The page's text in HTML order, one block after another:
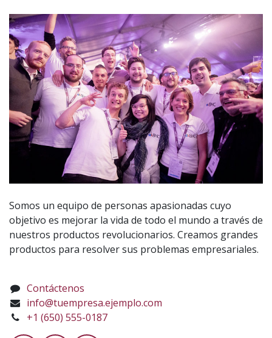
Somos un equipo de personas apasionadas cuyo
objetivo es mejorar la vida de todo el mundo a través de
nuestros productos revolucionarios. Creamos grandes
productos para resolver sus problemas empresariales.
Contáctenos
info@tuempresa.ejemplo.com
+1 (650) 555-0187